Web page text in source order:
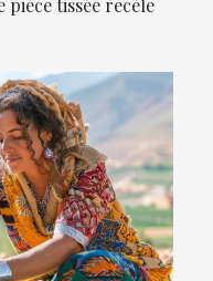
pièce tissée recèle